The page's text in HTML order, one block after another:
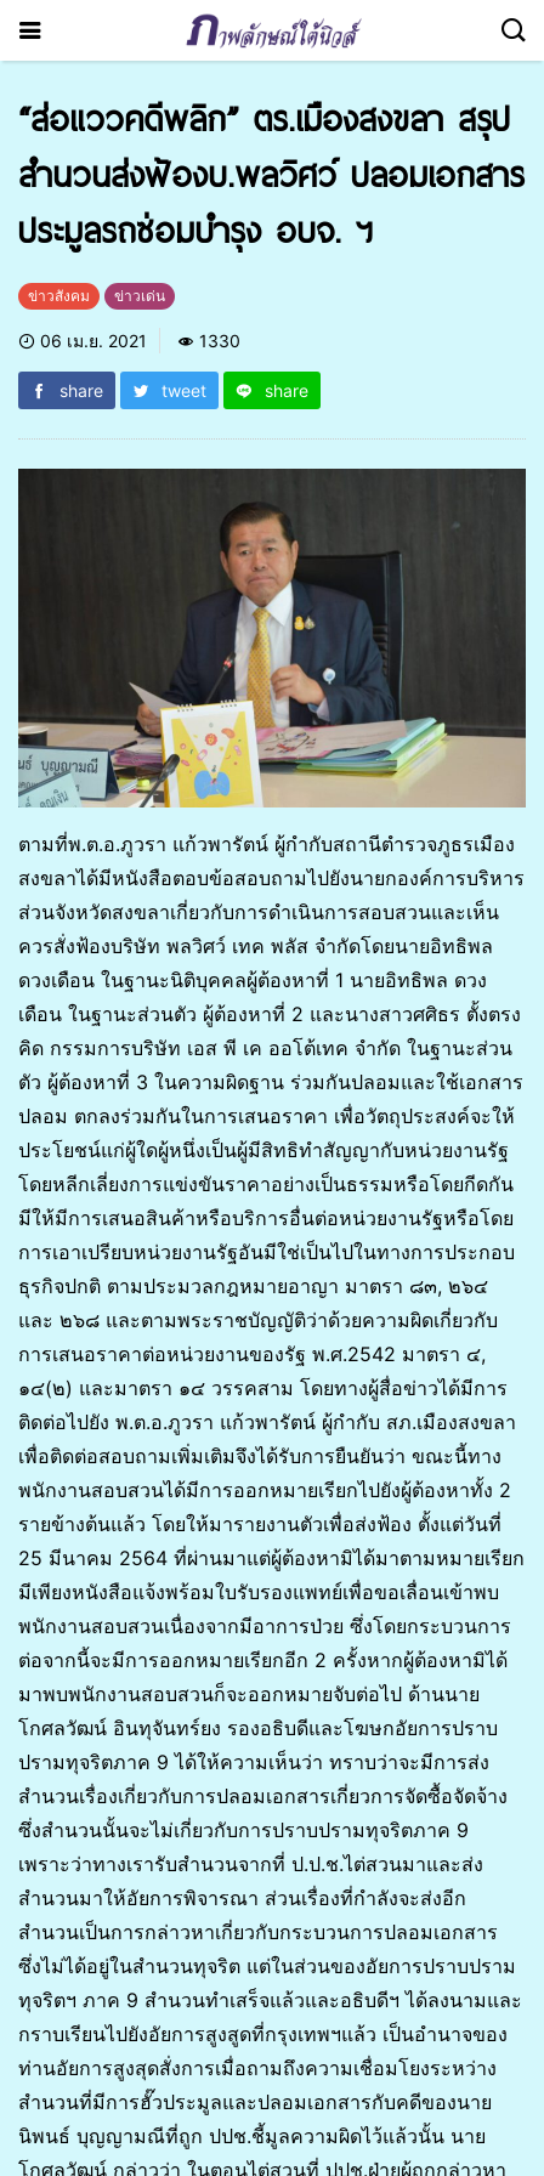
“ส่อแววคดีพลิก” ตร.เมืองสงขลา สรุป
สำนวนส่งฟ้องบ.พลวิศว์ ปลอมเอกสาร
ประมูลรถซ่อมบำรุง อบจ. ฯ
ข่าวสังคม ข่าวเด่น
06 เม.ย. 2021 1330
share tweet share
ตามที่พ.ต.อ.ภูวรา แก้วพารัตน์ ผู้กำกับสถานีตำรวจภูธรเมือง
สงขลาได้มีหนังสือตอบข้อสอบถามไปยังนายกองค์การบริหาร
ส่วนจังหวัดสงขลาเกี่ยวกับการดำเนินการสอบสวนและเห็น
ควรสั่งฟ้องบริษัท พลวิศว์ เทค พลัส จำกัดโดยนายอิทธิพล
ดวงเดือน ในฐานะนิติบุคคลผู้ต้องหาที่ 1 นายอิทธิพล ดวง
เดือน ในฐานะส่วนตัว ผู้ต้องหาที่ 2 และนางสาวศศิธร ตั้งตรง
คิด กรรมการบริษัท เอส พี เค ออโต้เทค จำกัด ในฐานะส่วน
ตัว ผู้ต้องหาที่ 3 ในความผิดฐาน ร่วมกันปลอมและใช้เอกสาร
ปลอม ตกลงร่วมกันในการเสนอราคา เพื่อวัตถุประสงค์จะให้
ประโยชน์แก่ผู้ใดผู้หนึ่งเป็นผู้มีสิทธิทำสัญญากับหน่วยงานรัฐ
โดยหลีกเลี่ยงการแข่งขันราคาอย่างเป็นธรรมหรือโดยกีดกัน
มีให้มีการเสนอสินค้าหรือบริการอื่นต่อหน่วยงานรัฐหรือโดย
การเอาเปรียบหน่วยงานรัฐอันมีใช่เป็นไปในทางการประกอบ
ธุรกิจปกติ ตามประมวลกฎหมายอาญา มาตรา ๘๓, ๒๖๔
และ ๒๖๘ และตามพระราชบัญญัติว่าด้วยความผิดเกี่ยวกับ
การเสนอราคาต่อหน่วยงานของรัฐ พ.ศ.2542 มาตรา ๔,
๑๔(๒) และมาตรา ๑๔ วรรคสาม โดยทางผู้สื่อข่าวได้มีการ
ติดต่อไปยัง พ.ต.อ.ภูวรา แก้วพารัตน์ ผู้กำกับ สภ.เมืองสงขลา
เพื่อติดต่อสอบถามเพิ่มเติมจึงได้รับการยืนยันว่า ขณะนี้ทาง
พนักงานสอบสวนได้มีการออกหมายเรียกไปยังผู้ต้องหาทั้ง 2
รายข้างต้นแล้ว โดยให้มารายงานตัวเพื่อส่งฟ้อง ตั้งแต่วันที่
25 มีนาคม 2564 ที่ผ่านมาแต่ผู้ต้องหามิได้มาตามหมายเรียก
มีเพียงหนังสือแจ้งพร้อมใบรับรองแพทย์เพื่อขอเลื่อนเข้าพบ
พนักงานสอบสวนเนื่องจากมีอาการป่วย ซึ่งโดยกระบวนการ
ต่อจากนี้จะมีการออกหมายเรียกอีก 2 ครั้งหากผู้ต้องหามิได้
มาพบพนักงานสอบสวนก็จะออกหมายจับต่อไป ด้านนาย
โกศลวัฒน์ อินทุจันทร์ยง รองอธิบดีและโฆษกอัยการปราบ
ปรามทุจริตภาค 9 ได้ให้ความเห็นว่า ทราบว่าจะมีการส่ง
สำนวนเรื่องเกี่ยวกับการปลอมเอกสารเกี่ยวการจัดซื้อจัดจ้าง
ซึ่งสำนวนนั้นจะไม่เกี่ยวกับการปราบปรามทุจริตภาค 9
เพราะว่าทางเรารับสำนวนจากที่ ป.ป.ช.ไต่สวนมาและส่ง
สำนวนมาให้อัยการพิจารณา ส่วนเรื่องที่กำลังจะส่งอีก
สำนวนเป็นการกล่าวหาเกี่ยวกับกระบวนการปลอมเอกสาร
ซึ่งไม่ได้อยู่ในสำนวนทุจริต แต่ในส่วนของอัยการปราบปราม
ทุจริตฯ ภาค 9 สำนวนทำเสร็จแล้วและอธิบดีฯ ได้ลงนามและ
กราบเรียนไปยังอัยการสูงสูดที่กรุงเทพฯแล้ว เป็นอำนาจของ
ท่านอัยการสูงสุดสั่งการเมื่อถามถึงความเชื่อมโยงระหว่าง
สำนวนที่มีการฮั๊วประมูลและปลอมเอกสารกับคดีของนาย
นิพนธ์ บุญญามณีที่ถูก ปปช.ชี้มูลความผิดไว้แล้วนั้น นาย
โกศลวัฒน์ กล่าวว่า ในตอนไต่สวนที่ ปปช.ฝ่ายผู้ถูกกล่าวหา